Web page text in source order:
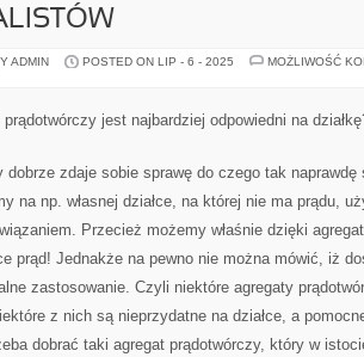
ADMIN POSTED ON LIP - 6 - 2025
MOŻLIWOŚĆ
prądotwórczy jest najbardziej odpowiedni na
dobrze zdaje sobie sprawę do czego tak naprawdę
na np. własnej działce, na której nie ma prądu,
Przecież możemy właśnie dzięki
prąd! Jednakże na pewno nie można mówić, iż
zastosowanie. Czyli niektóre agregaty
z nich są nieprzydatne na działce, a
dobrać taki agregat prądotwórczy, który w